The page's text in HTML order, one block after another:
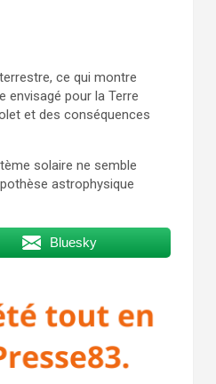
ce qui montre
envisagé pour la Terre
et des conséquences
solaire ne semble
astrophysique
Bluesky